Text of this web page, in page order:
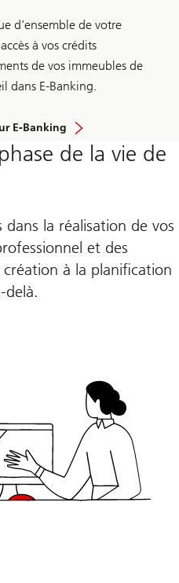
d’ensemble de votre
à vos crédits
de vos immeubles de
dans E-Banking.
E-Banking
de la vie de
la réalisation de vos
et des
à la planification
delà.